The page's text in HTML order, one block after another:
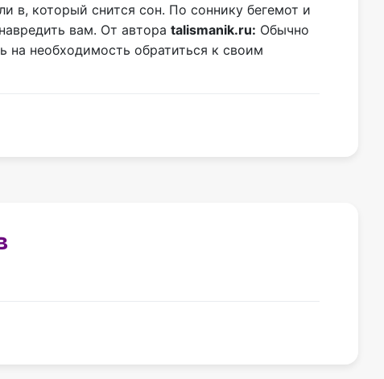
в, который снится сон. По соннику бегемот и
вам. От автора talismanik.ru: Обычно
необходимость обратиться к своим